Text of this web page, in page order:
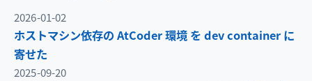
2026-01-02
ホストマシン依存の AtCoder 環境 を dev container に
寄せた
2025-09-20